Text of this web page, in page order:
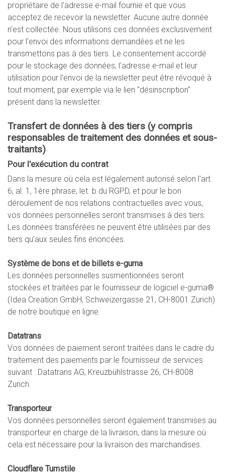
propriétaire de l'adresse e-mail fournie et que vous
acceptez de recevoir la newsletter. Aucune autre donnée
n'est collectée. Nous utilisons ces données exclusivement
pour l'envoi des informations demandées et ne les
transmettons pas à des tiers. Le consentement accordé
pour le stockage des données, l'adresse e-mail et leur
utilisation pour l'envoi de la newsletter peut être révoqué à
tout moment, par exemple via le lien "désinscription"
présent dans la newsletter.
Transfert de données à des tiers (y compris
responsables de traitement des données et sous-
traitants)
Pour l'exécution du contrat
Dans la mesure où cela est légalement autorisé selon l'art.
6, al. 1, 1ère phrase, let. b du RGPD, et pour le bon
déroulement de nos relations contractuelles avec vous,
vos données personnelles seront transmises à des tiers.
Les données transférées ne peuvent être utilisées par des
tiers qu'aux seules fins énoncées.
Système de bons et de billets e-guma
Les données personnelles susmentionnées seront
stockées et traitées par le fournisseur de logiciel e-guma®
(Idea Creation GmbH, Schweizergasse 21, CH-8001 Zurich)
de notre boutique en ligne.
Datatrans
Vos données de paiement seront traitées dans le cadre du
traitement des paiements par le fournisseur de services
suivant : Datatrans AG, Kreuzbühlstrasse 26, CH-8008
Zurich.
Transporteur
Vos données personnelles seront également transmises au
transporteur en charge de la livraison, dans la mesure où
cela est nécessaire pour la livraison des marchandises.
Cloudflare Turnstile